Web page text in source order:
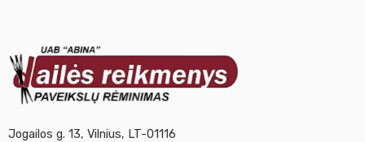
Jogailos g. 13, Vilnius, LT-01116